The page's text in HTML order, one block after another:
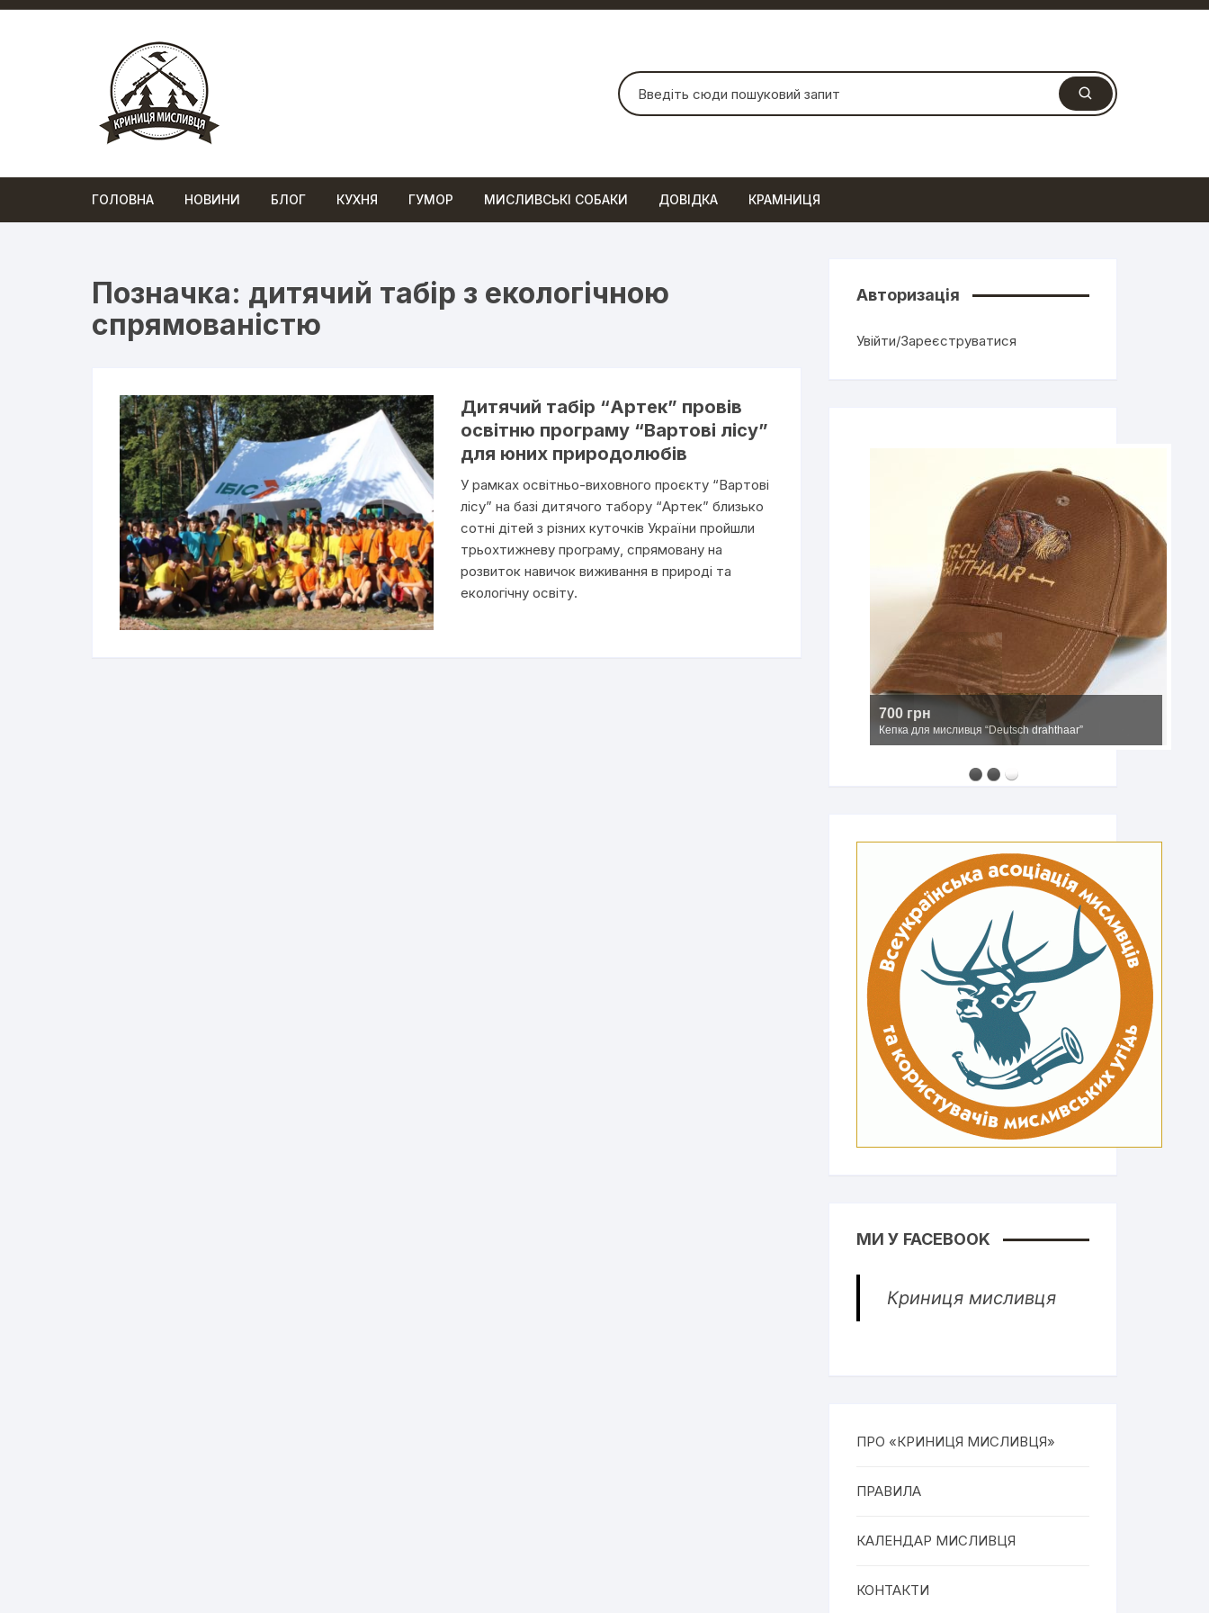
Перейти
Шукати:
ГОЛОВНА НОВИНИ БЛОГ КУХНЯ ГУМОР МИСЛИВСЬКІ СОБАКИ ДОВІДКА КРАМНИЦЯ
Позначка: дитячий табір з екологічною
спрямованістю
Дитячий табір “Артек” провів
освітню програму “Вартові лісу”
для юних природолюбів
У рамках освітньо-виховного проєкту “Вартові
лісу” на базі дитячого табору “Артек” близько
сотні дітей з різних куточків України пройшли
трьохтижневу програму, спрямовану на
розвиток навичок виживання в природі та
екологічну освіту.
Авторизація
Увійти/Зареєструватися
2500 грн
Мисливський капелюх з широкими полями
МИ У FACEBOOK
Криниця мисливця
ПРО «КРИНИЦЯ МИСЛИВЦЯ»
ПРАВИЛА
КАЛЕНДАР МИСЛИВЦЯ
КОНТАКТИ